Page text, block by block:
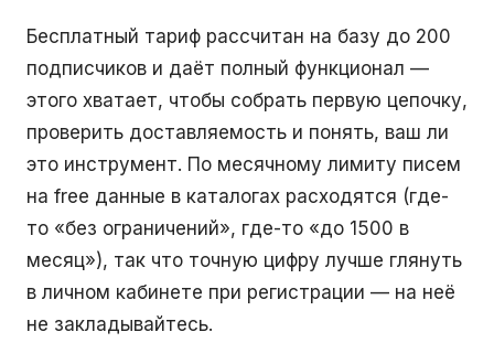
Бесплатный тариф рассчитан на базу до 200
подписчиков и даёт полный функционал —
этого хватает, чтобы собрать первую цепочку,
проверить доставляемость и понять, ваш ли
это инструмент. По месячному лимиту писем
на free данные в каталогах расходятся (где-
то «без ограничений», где-то «до 1500 в
месяц»), так что точную цифру лучше глянуть
в личном кабинете при регистрации — на неё
не закладывайтесь.